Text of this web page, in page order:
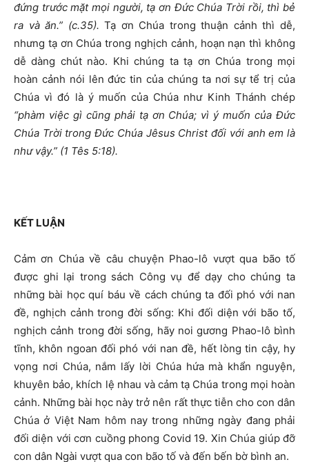
đứng trước mặt mọi người, tạ ơn Đức Chúa Trời rồi, thì bẻ
ra và ăn.” (c.35). Tạ ơn Chúa trong thuận cảnh thì dễ,
nhưng tạ ơn Chúa trong nghịch cảnh, hoạn nạn thì không
dễ dàng chút nào. Khi chúng ta tạ ơn Chúa trong mọi
hoàn cảnh nói lên đức tin của chúng ta nơi sự tể trị của
Chúa vì đó là ý muốn của Chúa như Kinh Thánh chép
“phàm việc gì cũng phải tạ ơn Chúa; vì ý muốn của Đức
Chúa Trời trong Đức Chúa Jêsus Christ đối với anh em là
như vậy.” (1 Tês 5:18).
KẾT LUẬN
Cảm ơn Chúa về câu chuyện Phao-lô vượt qua bão tố
được ghi lại trong sách Công vụ để dạy cho chúng ta
những bài học quí báu về cách chúng ta đối phó với nan
đề, nghịch cảnh trong đời sống: Khi đối diện với bão tố,
nghịch cảnh trong đời sống, hãy noi gương Phao-lô bình
tĩnh, khôn ngoan đối phó với nan đề, hết lòng tin cậy, hy
vọng nơi Chúa, nắm lấy lời Chúa hứa mà khẩn nguyện,
khuyên bảo, khích lệ nhau và cảm tạ Chúa trong mọi hoàn
cảnh. Những bài học này trở nên rất thực tiễn cho con dân
Chúa ở Việt Nam hôm nay trong những ngày đang phải
đối diện với cơn cuồng phong Covid 19. Xin Chúa giúp đỡ
con dân Ngài vượt qua con bão tố và đến bến bờ bình an.